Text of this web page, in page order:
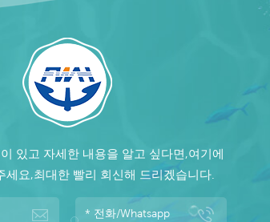
있고 자세한 내용을 알고 싶다면,여기에
세요,최대한 빨리 회신해 드리겠습니다.